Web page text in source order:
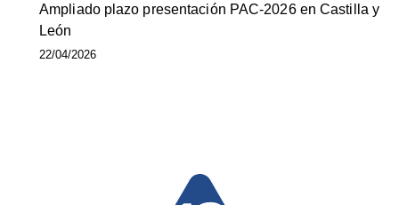
Ampliado plazo presentación PAC-2026 en Castilla y
León
22/04/2026